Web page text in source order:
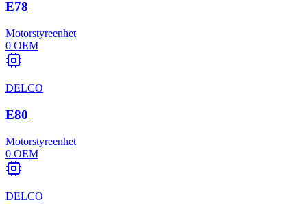
E78
Motorstyreenhet
0 OEM
DELCO
E80
Motorstyreenhet
0 OEM
DELCO